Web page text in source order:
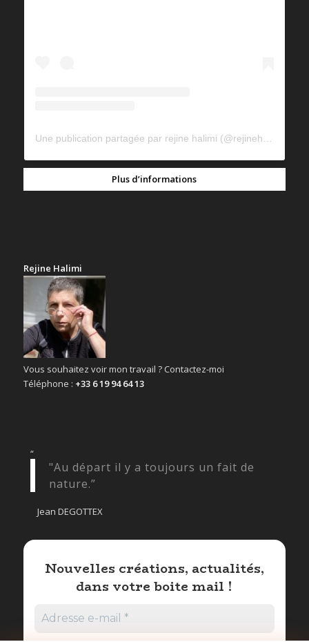
Plus d’informations
Rejine Halimi
Vous souhaitez voir mon travail ? Contactez-moi
Téléphone : +33 6 19 94 64 13
“
"Au départ il y a toujours un fait de
nature.”
Jean DEGOTTEX
Nouvelles créations, actualités,
dans votre boite mail !